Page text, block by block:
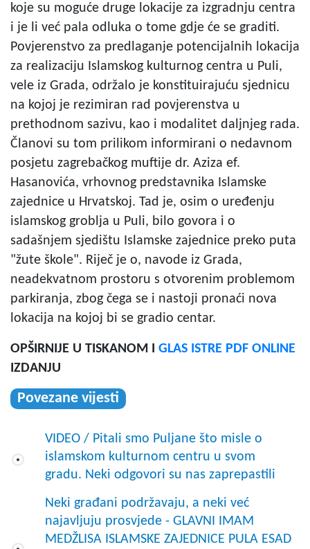
koje su moguće druge lokacije za izgradnju centra
i je li već pala odluka o tome gdje će se graditi.
Povjerenstvo za predlaganje potencijalnih lokacija
za realizaciju Islamskog kulturnog centra u Puli,
vele iz Grada, održalo je konstituirajuću sjednicu
na kojoj je rezimiran rad povjerenstva u
prethodnom sazivu, kao i modalitet daljnjeg rada.
Članovi su tom prilikom informirani o nedavnom
posjetu zagrebačkog muftije dr. Aziza ef.
Hasanovića, vrhovnog predstavnika Islamske
zajednice u Hrvatskoj. Tad je, osim o uređenju
islamskog groblja u Puli, bilo govora i o
sadašnjem sjedištu Islamske zajednice preko puta
"žute škole". Riječ je o, navode iz Grada,
neadekvatnom prostoru s otvorenim problemom
parkiranja, zbog čega se i nastoji pronaći nova
lokacija na kojoj bi se gradio centar.
OPŠIRNIJE U TISKANOM I GLAS ISTRE PDF ONLINE
IZDANJU
Povezane vijesti
VIDEO / Pitali smo Puljane što misle o
islamskom kulturnom centru u svom
gradu. Neki odgovori su nas zaprepastili
Neki građani podržavaju, a neki već
najavljuju prosvjede - GLAVNI IMAM
MEDŽLISA ISLAMSKE ZAJEDNICE PULA ESAD